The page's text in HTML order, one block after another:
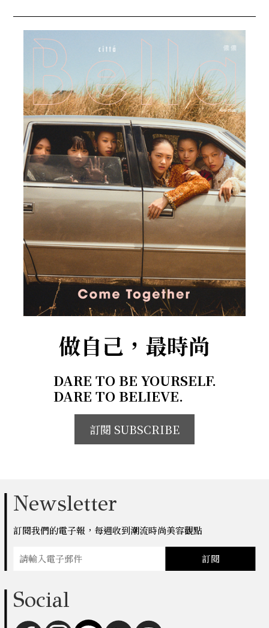
做自己，最時尚
DARE TO BE YOURSELF.
DARE TO BELIEVE.
訂閱 SUBSCRIBE
Newsletter
訂閱我們的電子報，每週收到潮流時尚美容觀點
訂閱
Social